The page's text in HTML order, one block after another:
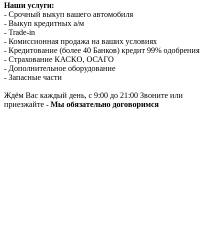
Наши услуги:
- Срочный выкуп вашего автомобиля
- Выкуп кредитных а/м
- Trade-in
- Комиссионная продажа на ваших условиях
- Кредитование (более 40 Банков) кредит 99% одобрения
- Страхование КАСКО, ОСАГО
- Дополнительное оборудование
- Запасные части
Ждём Вас каждый день, с 9:00 до 21:00 Звоните или
приезжайте - Мы обязательно договоримся